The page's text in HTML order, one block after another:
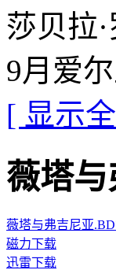
莎贝拉
9月爱尔
[ 显示
薇塔与
薇塔与弗吉尼亚
磁力下载
迅雷下载